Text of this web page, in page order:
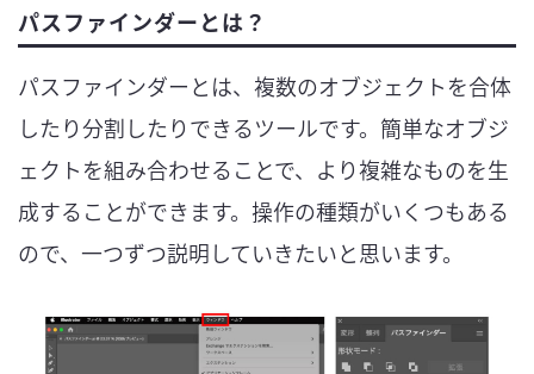
パスファインダーとは？
パスファインダーとは、複数のオブジェクトを合体
したり分割したりできるツールです。簡単なオブジ
ェクトを組み合わせることで、より複雑なものを生
成することができます。操作の種類がいくつもある
ので、一つずつ説明していきたいと思います。